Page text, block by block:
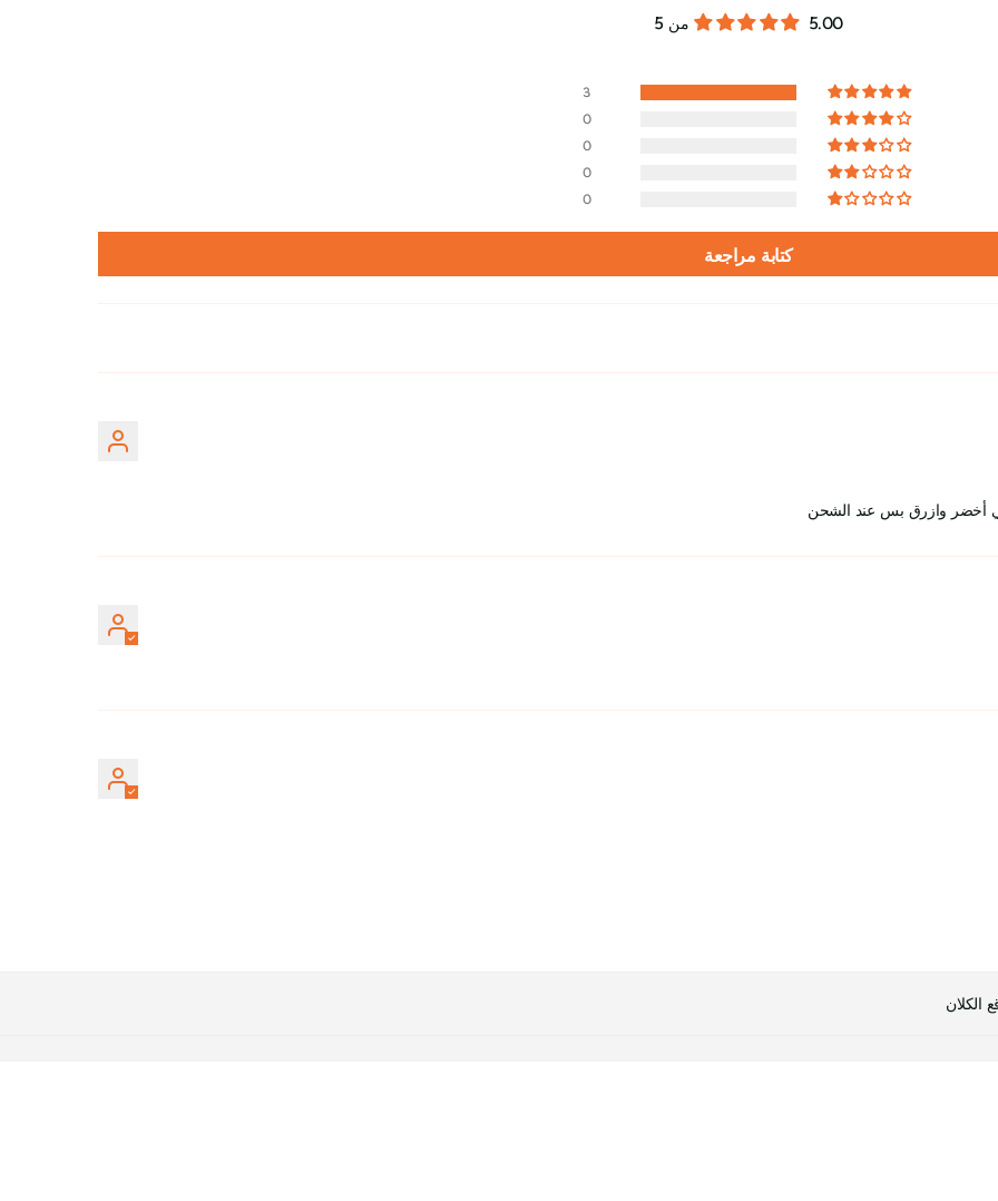
5.00 من 5
3
0
0
0
0
كتابة مراجعة
هي أخضر وازرق بس عند الشحن
الكلان